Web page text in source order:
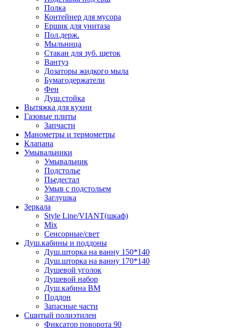
Полка
Контейнер для мусора
Ершик для унитаза
Пол.держ.
Мыльница
Стакан для зуб. щеток
Вантуз
Дозаторы жидкого мыла
Бумагодержатели
Фен
Душ.стойка
Вытяжка для кухни
Газовые плиты
Запчасти
Манометры и термометры
Клапана
Умывальники
Умывальник
Подстолье
Пьедестал
Умыв с подстольем
Заглушка
Зеркала
Style Line/VIANT(шкаф)
Mix
Сенсорные/свет
Душ.кабины и поддоны
Душ.шторка на ванну 150*140
Душ.шторка на ванну 170*140
Душевой уголок
Душевой набор
Душ.кабина ВМ
Поддон
Запасные части
Сшитый полиэтилен
Фиксатор поворота 90